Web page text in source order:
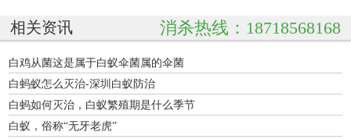
相关资讯 消杀热线：18718568168
白鸡从菌这是属于白蚁伞菌属的伞菌
白蚂蚁怎么灭治-深圳白蚁防治
白蚂如何灭治，白蚁繁殖期是什么季节
白蚁，俗称“无牙老虎”